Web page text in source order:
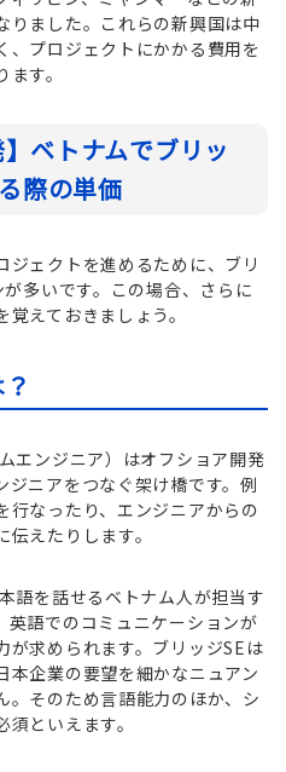
りました。これらの新興国は中
、プロジェクトにかかる費用を
す。
】ベトナムでブリッ
際の単価
ジェクトを進めるために、ブリ
多いです。この場合、さらに
えておきましょう。
エンジニア）はオフショア開発
ジニアをつなぐ架け橋です。例
行なったり、エンジニアからの
えたりします。
語を話せるベトナム人が担当す
英語でのコミュニケーションが
が求められます。ブリッジSEは
本企業の要望を細かなニュアン
。そのため言語能力のほか、シ
といえます。